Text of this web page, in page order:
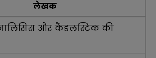
लेखक
और कैंडलस्टिक की